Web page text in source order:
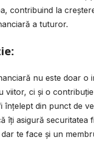
contribuind la
a tuturor.
nu este doar o
viitor, ci și o
înțelept din punct de
îți asigură securitatea
te face și un